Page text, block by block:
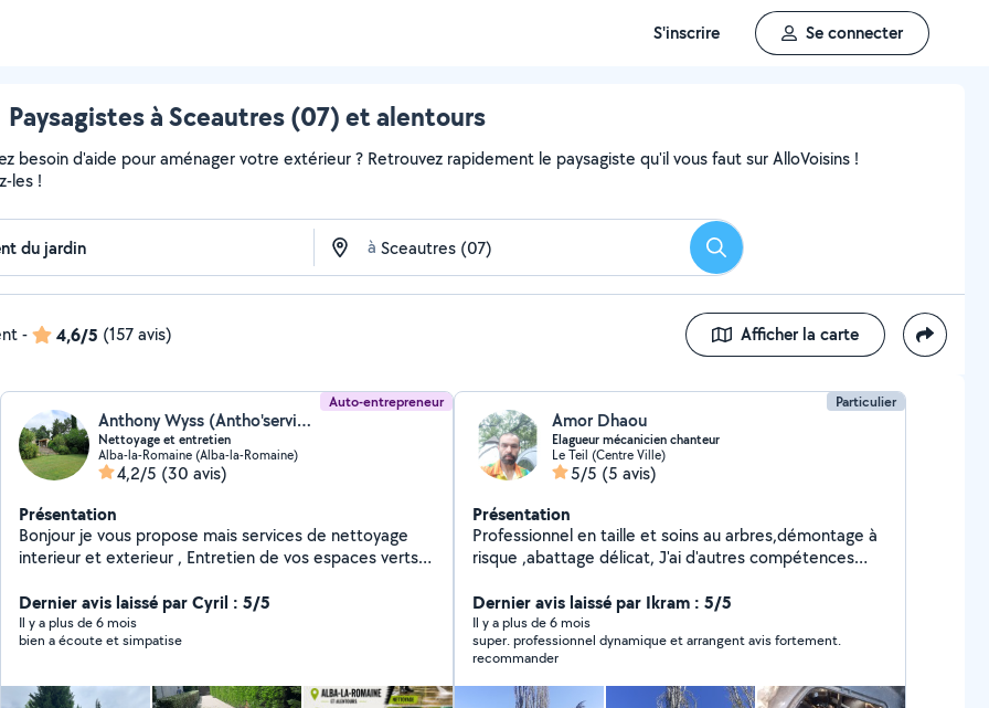
S'inscrire Se connecter
Paysagistes à Sceautres (07) et alentours
besoin d'aide pour aménager votre extérieur ? Retrouvez rapidement le paysagiste qu'il vous faut sur AlloVoisins !
les !
à Rechercher
- 4,6/5 (157 avis) Afficher la carte
Auto-entrepreneur
Anthony Wyss (Antho'service)
Nettoyage et entretien
Alba-la-Romaine (Alba-la-Romaine)
4,2/5 (30 avis)
Présentation
Bonjour je vous propose mais services de nettoyage
interieur et exterieur , Entretien de vos espaces verts ,
vos portails et volets . Devis rapide et gratuits
Dernier avis laissé par Cyril : 5/5
Il y a plus de 6 mois
bien a écoute et simpatise
Particulier
Amor Dhaou
Elagueur mécanicien chanteur
Le Teil (Centre Ville)
5/5 (5 avis)
Présentation
Professionnel en taille et soins au arbres,démontage à
risque ,abattage délicat, J'ai d'autres compétences
.je réponds à toutes les demande privé Je peut
répondre qu'à quatre demandes par mois,(pas
d'abonnement pro )si je lis votre message sur allovoisin
et que je ne répond pas ,c'est que le site m'en
empêche car j'ai déjà répondu à plusieurs autres
Dernier avis laissé par Ikram : 5/5
Il y a plus de 6 mois
super. professionnel dynamique et arrangent avis fortement.
recommander